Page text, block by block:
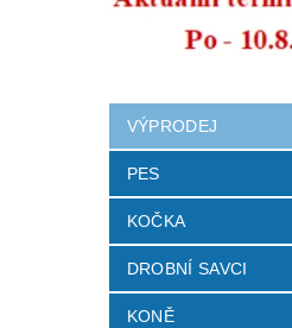
VÝPRODEJ
PES
KOČKA
DROBNÍ SAVCI
KONĚ